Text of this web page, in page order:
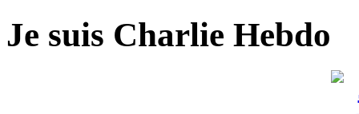
Je suis Charlie Hebdo